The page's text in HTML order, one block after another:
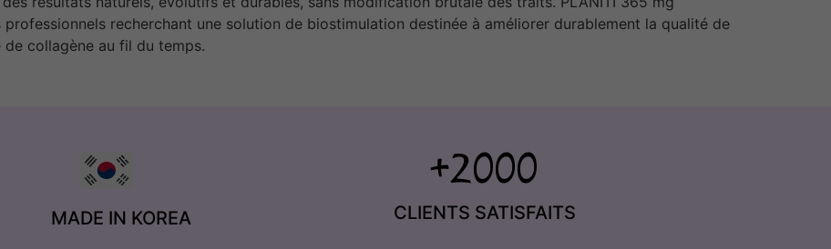
recherchant une solution de biostimulation destinée à améliorer durablement la qualité de
collagène au fil du temps.
MADE IN KOREA CLIENTS SATISFAITS